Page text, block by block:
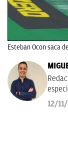
Esteban Ocon saca
sobre
12/